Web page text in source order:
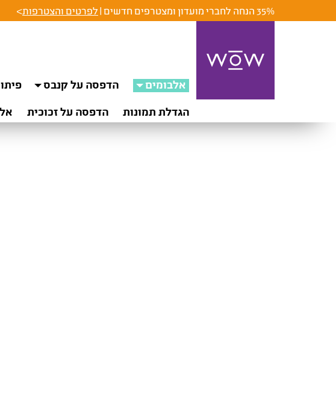
35% הנחה לחברי מועדון ומצטרפים חדשים | לפרטים והצטרפות>
אלבומים הדפסה על קנבס
הגדלת תמונות
הדפסה על זכוכית